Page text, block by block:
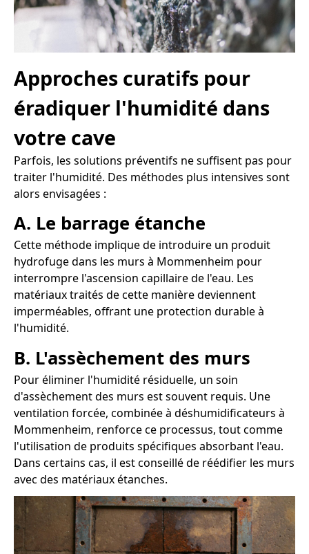
Approches curatifs pour
éradiquer l'humidité dans
votre cave
Parfois, les solutions préventifs ne suffisent pas pour
traiter l'humidité. Des méthodes plus intensives sont
alors envisagées :
A. Le barrage étanche
Cette méthode implique de introduire un produit
hydrofuge dans les murs à Mommenheim pour
interrompre l'ascension capillaire de l'eau. Les
matériaux traités de cette manière deviennent
imperméables, offrant une protection durable à
l'humidité.
B. L'assèchement des murs
Pour éliminer l'humidité résiduelle, un soin
d'assèchement des murs est souvent requis. Une
ventilation forcée, combinée à déshumidificateurs à
Mommenheim, renforce ce processus, tout comme
l'utilisation de produits spécifiques absorbant l'eau.
Dans certains cas, il est conseillé de réédifier les murs
avec des matériaux étanches.